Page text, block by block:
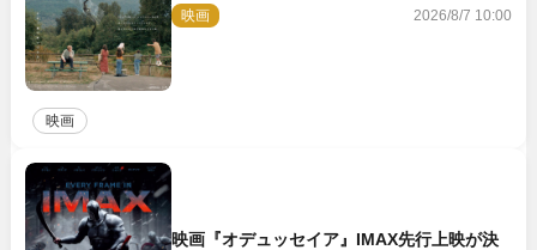
10.23公開
映画 2026/8/7 10:00
映画
映画『オデュッセイア』IMAX先行上映が決